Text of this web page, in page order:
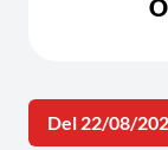
Del 22/08/